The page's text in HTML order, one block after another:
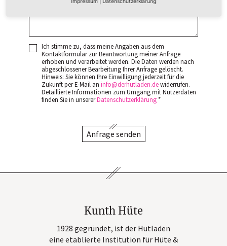
Ich stimme zu, dass meine Angaben aus dem
Kontaktformular zur Beantwortung meiner Anfrage
erhoben und verarbeitet werden. Die Daten werden nach
abgeschlossener Bearbeitung Ihrer Anfrage gelöscht.
Hinweis: Sie können Ihre Einwilligung jederzeit für die
Zukunft per E-Mail aninfo derhutladen dewiderrufen.
Detaillierte Informationen zum Umgang mit Nutzerdaten
finden Sie in unsererDatenschutzerklärung*
Anfrage senden
Kunth Hüte
1928 gegründet, ist der Hutladen
eine etablierte Institution für Hüte &